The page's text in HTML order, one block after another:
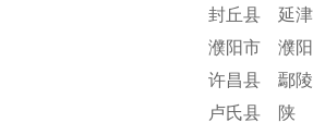
封丘县 延
濮阳市 濮
许昌县 鄢
卢氏县 陕